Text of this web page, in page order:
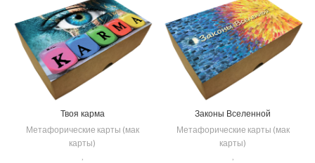
Твоя карма
Метафорические карты (мак
карты)
Законы Вселенной
Метафорические карты (мак
карты)